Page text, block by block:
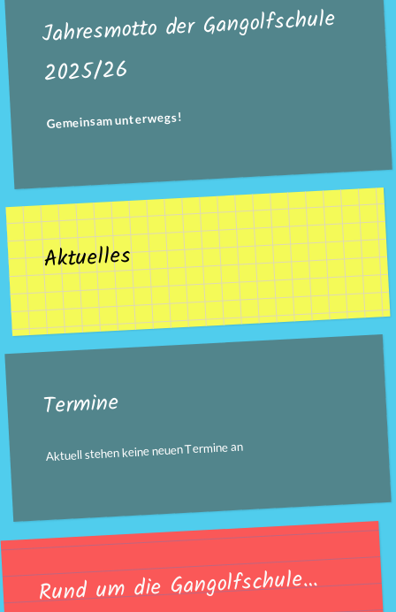
Jahresmotto der Gangolfschule
2025/26
Gemeinsam unterwegs!
Aktuelles
Termine
Aktuell stehen keine neuen Termine an
Rund um die Gangolfschule…